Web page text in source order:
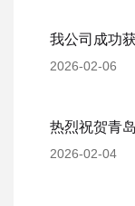
我公司成功
2026-02-06
热烈祝贺青
2026-02-04